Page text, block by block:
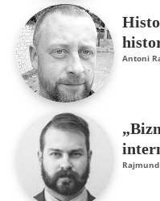
Antoni